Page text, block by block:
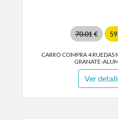
70.01€
CARRO COMPRA 4 RUEDAS
GRANATE-
Ver